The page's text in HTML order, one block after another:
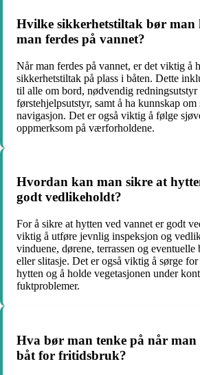
Hvilke sikkerhetstiltak bør man
man ferdes på vannet?
Når man ferdes på vannet, er det viktig å
sikkerhetstiltak på plass i båten. Dette
til alle om bord, nødvendig
førstehjelpsutstyr, samt å ha kunnskap
navigasjon. Det er også viktig å følge
oppmerksom på værforholdene.
Hvordan kan man sikre at
godt vedlikeholdt?
For å sikre at hytten ved vannet er godt
viktig å utføre jevnlig inspeksjon og
vinduene, dørene, terrassen og
eller slitasje. Det er også viktig å sørge
hytten og å holde vegetasjonen under
fuktproblemer.
Hva bør man tenke på når man
båt for fritidsbruk?